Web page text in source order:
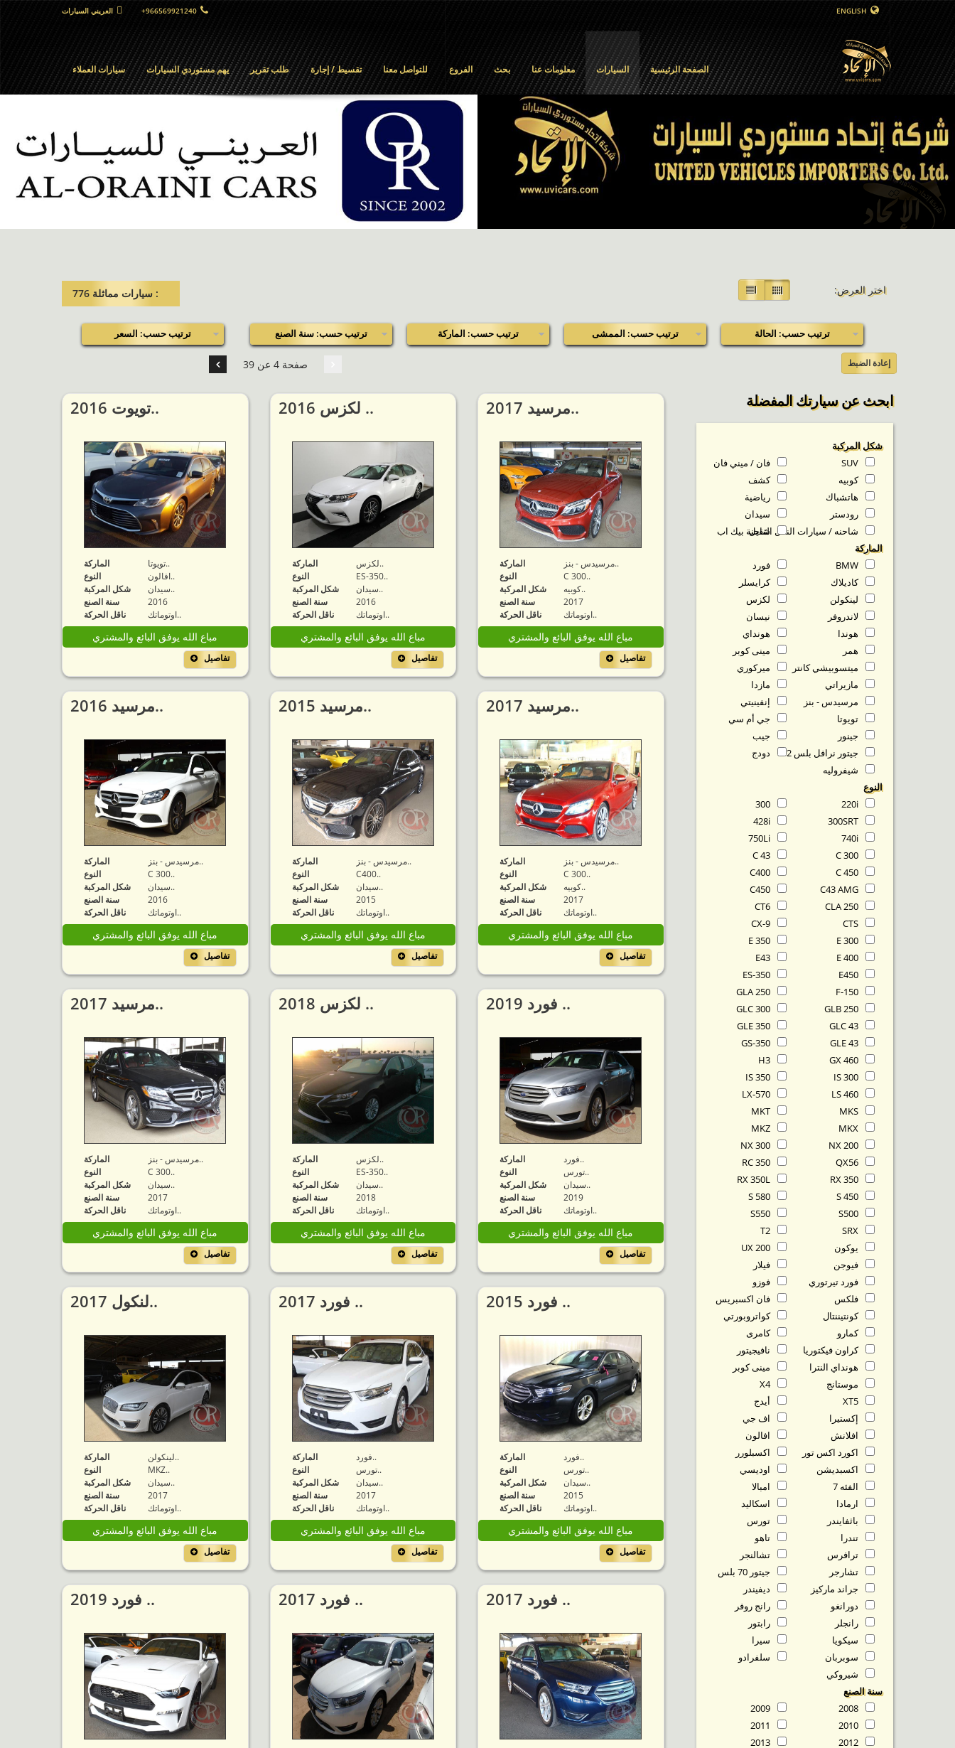
ENGLISH العريني السيارات +966569921240
سيارات العملاء يهم مستوردي السيارات طلب تقرير تقسيط / إجارة للتواصل معنا الفروع بحث معلومات عنا السيارات الصفحة الرئيسية
: سيارات مماثلة​ 776 اختر العرض:
ترتيب حسب: السعر ترتيب حسب: سنة الصنع ترتيب حسب: الماركة ترتيب حسب: الممشى ترتيب حسب: الحالة
صفحة 4 عن 39 إعادة الضبط
2017 مرسيد..
الماركة
مرسيدس - بنز..
النوع
C 300..
شكل المركبة
كوبيه..
سنة الصنع
2017
ناقل الحركة
اوتوماتك..
مباع الله يوفق البائع والمشتري
تفاصيل
2016 لكزس ..
الماركة
لكزس..
النوع
ES-350..
شكل المركبة
سيدان..
سنة الصنع
2016
ناقل الحركة
اوتوماتك..
مباع الله يوفق البائع والمشتري
تفاصيل
2016 تويوت..
الماركة
تويوتا..
النوع
افالون..
شكل المركبة
سيدان..
سنة الصنع
2016
ناقل الحركة
اوتوماتك..
مباع الله يوفق البائع والمشتري
تفاصيل
2017 مرسيد..
الماركة
مرسيدس - بنز..
النوع
C 300..
شكل المركبة
كوبيه..
سنة الصنع
2017
ناقل الحركة
اوتوماتك..
مباع الله يوفق البائع والمشتري
تفاصيل
2015 مرسيد..
الماركة
مرسيدس - بنز..
النوع
C400..
شكل المركبة
سيدان..
سنة الصنع
2015
ناقل الحركة
اوتوماتك..
مباع الله يوفق البائع والمشتري
تفاصيل
2016 مرسيد..
الماركة
مرسيدس - بنز..
النوع
C 300..
شكل المركبة
سيدان..
سنة الصنع
2016
ناقل الحركة
اوتوماتك..
مباع الله يوفق البائع والمشتري
تفاصيل
2019 فورد ..
الماركة
فورد..
النوع
تورس..
شكل المركبة
سيدان..
سنة الصنع
2019
ناقل الحركة
اوتوماتك..
مباع الله يوفق البائع والمشتري
تفاصيل
2018 لكزس ..
الماركة
لكزس..
النوع
ES-350..
شكل المركبة
سيدان..
سنة الصنع
2018
ناقل الحركة
اوتوماتك..
مباع الله يوفق البائع والمشتري
تفاصيل
2017 مرسيد..
الماركة
مرسيدس - بنز..
النوع
C 300..
شكل المركبة
سيدان..
سنة الصنع
2017
ناقل الحركة
اوتوماتك..
مباع الله يوفق البائع والمشتري
تفاصيل
2015 فورد ..
الماركة
فورد..
النوع
تورس..
شكل المركبة
سيدان..
سنة الصنع
2015
ناقل الحركة
اوتوماتك..
مباع الله يوفق البائع والمشتري
تفاصيل
2017 فورد ..
الماركة
فورد..
النوع
تورس..
شكل المركبة
سيدان..
سنة الصنع
2017
ناقل الحركة
اوتوماتك..
مباع الله يوفق البائع والمشتري
تفاصيل
2017 لنكول..
الماركة
لينكولن..
النوع
MKZ..
شكل المركبة
سيدان..
سنة الصنع
2017
ناقل الحركة
اوتوماتك..
مباع الله يوفق البائع والمشتري
تفاصيل
2017 فورد .. 2017 فورد .. 2019 فورد ..
ابحث عن سيارتك المفضلة
شكل المركبة
فان / ميني فان
كوبيه
كشف
هاتشباك
رياضية
رودستر
سيدان
شاحنه / سيارات النقل الثقيلشاحنة بيك اب
الماركة
فورد
كاديلاك
كرايسلر
لينكولن
لكزس
لاندروفر
نيسان
هوندا
هونداي
همر
مينى كوبر
ميتسوبيشي كانتر
ميركوري
مازيراتي
مازدا
مرسيدس - بنز
إنفينيتي
تويوتا
جي أم سي
جينور
جيب
جيتور نرافل بلس T2
دودج
شيفروليه
النوع
يوكون
فيوجن
فيلار
فورد تيرتوري
فوزو
فلكس
فان اكسبريس
كونتيننتال
كواتروبورتي
كمارو
كامرى
كراون فيكتوريا
نافيجيتور
هونداي النترا
مينى كوبر
موستانج
X4
أيدج
إكستيرا
اف جي
افلانش
افالون
اكورد اكس تور
اكسبلورر
اكسبديشن
اوديسي
الفئه 7
امبالا
ارمادا
اسكاليد
باثفايندر
تورس
تندرا
تاهو
ترافرس
تشالنجر
تشارجر
جيتور 70 بلس
جراند ماركيز
ديفيندر
دورانغو
رانج روفر
رانجلر
رابتور
سيكويا
سيرا
سوبربان
سلفرادو
شيروكي
سنة الصنع